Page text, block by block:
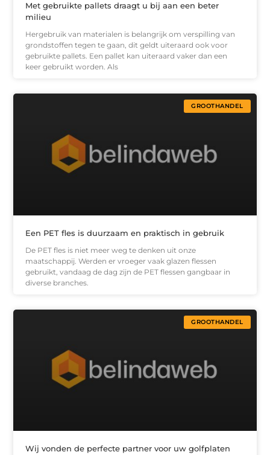
Met gebruikte pallets draagt u bij aan een beter
milieu
Hergebruik van materialen is belangrijk om verspilling van
grondstoffen tegen te gaan, dit geldt uiteraard ook voor
gebruikte pallets. Een pallet kan uiteraard vaker dan een
keer gebruikt worden. Als
GROOTHANDEL
Een PET fles is duurzaam en praktisch in gebruik
De PET fles is niet meer weg te denken uit onze
maatschappij. Werden er vroeger vaak glazen flessen
gebruikt, vandaag de dag zijn de PET flessen gangbaar in
diverse branches.
GROOTHANDEL
Wij vonden de perfecte partner voor uw golfplaten